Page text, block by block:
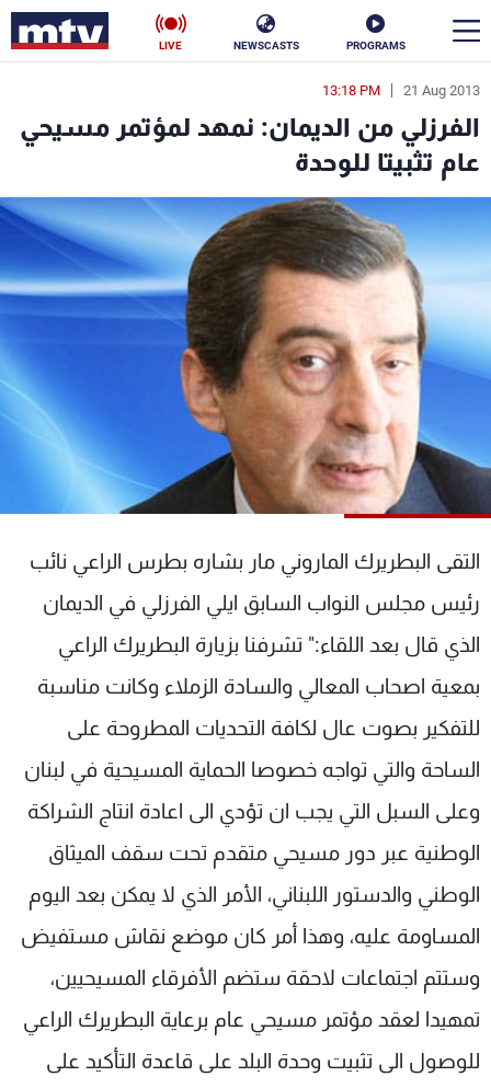
PROGRAMS
NEWSCASTS
LIVE
21 Aug 2013
13:18 PM
الفرزلي من الديمان: نمهد لمؤتمر مسيحي
عام تثبيتا للوحدة
التقى البطريرك الماروني مار بشاره بطرس الراعي نائب
رئيس مجلس النواب السابق ايلي الفرزلي في الديمان
الذي قال بعد اللقاء:" تشرفنا بزيارة البطريرك الراعي
بمعية اصحاب المعالي والسادة الزملاء وكانت مناسبة
للتفكير بصوت عال لكافة التحديات المطروحة على
الساحة والتي تواجه خصوصا الحماية المسيحية في لبنان
وعلى السبل التي يجب ان تؤدي الى اعادة انتاج الشراكة
الوطنية عبر دور مسيحي متقدم تحت سقف الميثاق
الوطني والدستور اللبناني، الأمر الذي لا يمكن بعد اليوم
المساومة عليه، وهذا أمر كان موضع نقاش مستفيض
وستتم اجتماعات لاحقة ستضم الأفرقاء المسيحيين،
تمهيدا لعقد مؤتمر مسيحي عام برعاية البطريرك الراعي
للوصول الى تثبيت وحدة البلد على قاعدة التأكيد على
en
الأخبار
سياسة ناس
إقتصاد فن
منوعات رياضة
كأس العالم
البرامج
جدول البرامج
شاهد البرامج
عن MTV
الإنـتـاج
لاعلاناتكم
وظائف
تواصل معنا
شروط الإسـتخدام
سياسة الخصوصية